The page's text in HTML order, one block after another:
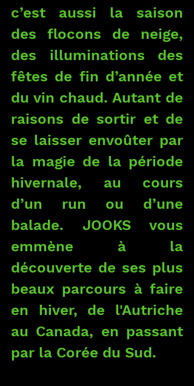
c’est aussi la saison
des flocons de neige,
des illuminations des
fêtes de fin d’année et
du vin chaud. Autant de
raisons de sortir et de
se laisser envoûter par
la magie de la période
hivernale, au cours
d’un run ou d’une
balade. JOOKS vous
emmène à la
découverte de ses plus
beaux parcours à faire
en hiver, de l'Autriche
au Canada, en passant
par la Corée du Sud.